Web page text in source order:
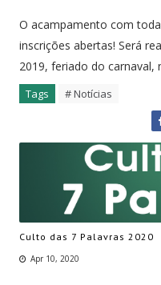
O acampamento com
inscrições abertas! Será
2019, feriado do carnaval,
Tags # Notícias
Culto das 7 Palavras 2020
Apr 10, 2020